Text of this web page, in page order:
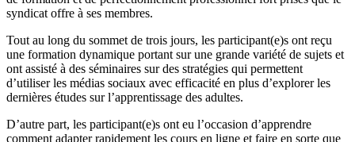
syndicat offre à ses membres.
Tout au long du sommet de trois jours, les participant(e)s ont reçu
une formation dynamique portant sur une grande variété de sujets et
ont assisté à des séminaires sur des stratégies qui permettent
d’utiliser les médias sociaux avec efficacité en plus d’explorer les
dernières études sur l’apprentissage des adultes.
D’autre part, les participant(e)s ont eu l’occasion d’apprendre
comment adapter rapidement les cours en ligne et faire en sorte que